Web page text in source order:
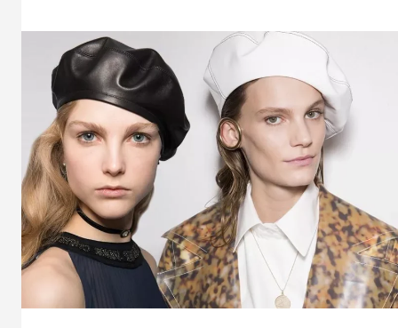
6
maneras
de
llevar
una
camiseta
en
la
madurez